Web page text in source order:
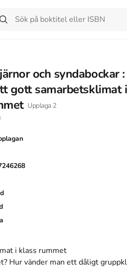
och syndabockar
gott samarbetsklimat i
Upplaga 2
i klass rummet
Hur vänder man ett dåligt